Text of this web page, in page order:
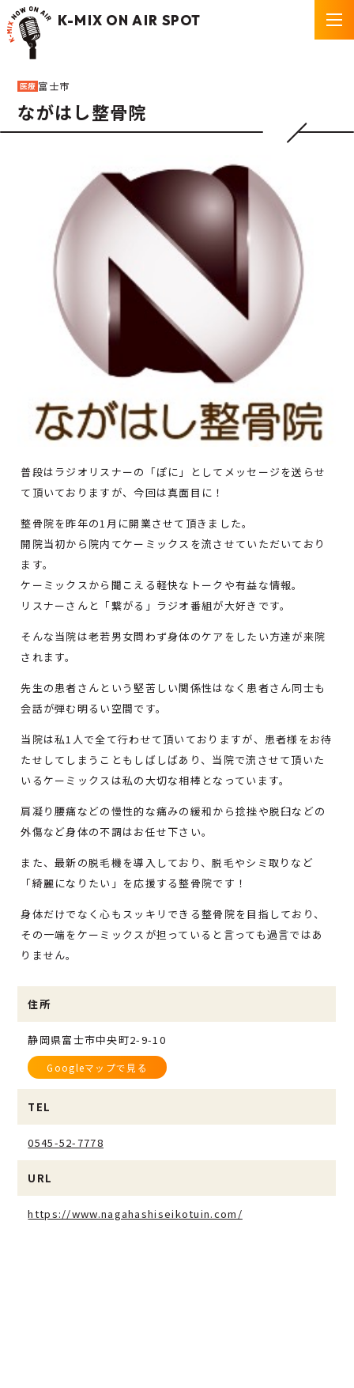
K-MIX ON AIR SPOT
医療 富士市
ながはし整骨院
普段はラジオリスナーの「ぽに」としてメッセージを送らせ
て頂いておりますが、今回は真面目に！
整骨院を昨年の1月に開業させて頂きました。
開院当初から院内てケーミックスを流させていただいており
ます。
ケーミックスから聞こえる軽快なトークや有益な情報。
リスナーさんと「繋がる」ラジオ番組が大好きです。
そんな当院は老若男女問わず身体のケアをしたい方達が来院
されます。
先生の患者さんという堅苦しい関係性はなく患者さん同士も
会話が弾む明るい空間です。
当院は私1人で全て行わせて頂いておりますが、患者様をお待
たせしてしまうこともしばしばあり、当院で流させて頂いた
いるケーミックスは私の大切な相棒となっています。
肩凝り腰痛などの慢性的な痛みの緩和から捻挫や脱臼などの
外傷など身体の不調はお任せ下さい。
また、最新の脱毛機を導入しており、脱毛やシミ取りなど
「綺麗になりたい」を応援する整骨院です！
身体だけでなく心もスッキリできる整骨院を目指しており、
その一端をケーミックスが担っていると言っても過言ではあ
りません。
住所
静岡県富士市中央町2-9-10
Googleマップで見る
TEL
0545-52-7778
URL
https://www.nagahashiseikotuin.com/